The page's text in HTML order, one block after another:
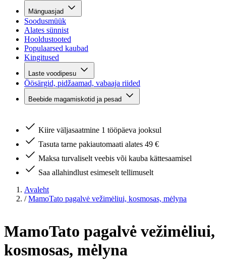
Mänguasjad
Soodusmüük
Alates sünnist
Hooldustooted
Populaarsed kaubad
Kingitused
Laste voodipesu
Öösärgid, pidžaamad, vabaaja riided
Beebide magamiskotid ja pesad
Kiire väljasaatmine 1 tööpäeva jooksul
Tasuta tarne pakiautomaati alates 49 €
Maksa turvaliselt veebis või kauba kättesaamisel
Saa allahindlust esimeselt tellimuselt
Avaleht
/ MamoTato pagalvė vežimėliui, kosmosas, mėlyna
MamoTato pagalvė vežimėliui,
kosmosas, mėlyna